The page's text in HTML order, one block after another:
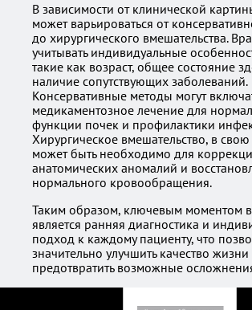
В зависимости от клинической
может варьироваться от
до хирургического вмешательства.
учитывать индивидуальные
такие как возраст, общее состояние
наличие сопутствующих заболеваний.
Консервативные методы могут
медикаментозное лечение для
функции почек и профилактики
Хирургическое вмешательство, в
может быть необходимо для
анатомических аномалий и
нормального кровообращения.
Таким образом, ключевым моментом
является ранняя диагностика и
подход к каждому пациенту, что
значительно улучшить качество жизни
предотвратить возможные